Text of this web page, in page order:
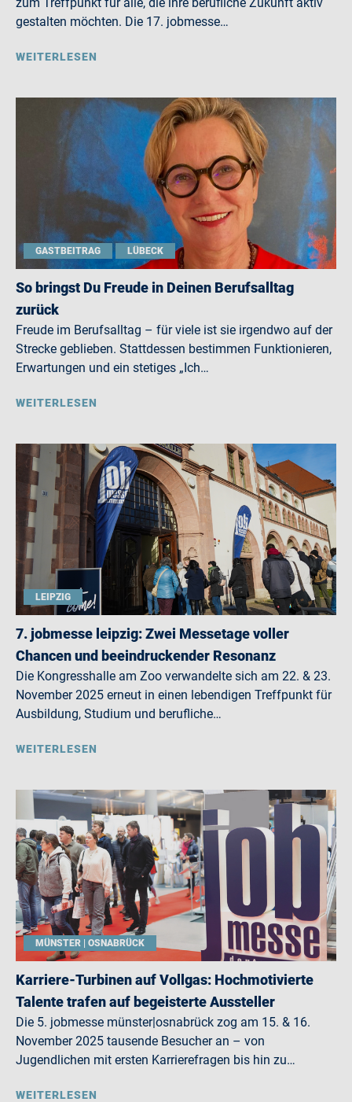
gestalten möchten. Die 17. jobmesse…
WEITERLESEN
GASTBEITRAG LÜBECK
So bringst Du Freude in Deinen Berufsalltag
zurück
Freude im Berufsalltag – für viele ist sie irgendwo auf der
Strecke geblieben. Stattdessen bestimmen Funktionieren,
Erwartungen und ein stetiges „Ich…
WEITERLESEN
LEIPZIG
7. jobmesse leipzig: Zwei Messetage voller
Chancen und beeindruckender Resonanz
Die Kongresshalle am Zoo verwandelte sich am 22. & 23.
November 2025 erneut in einen lebendigen Treffpunkt für
Ausbildung, Studium und berufliche…
WEITERLESEN
MÜNSTER | OSNABRÜCK
Karriere-Turbinen auf Vollgas: Hochmotivierte
Talente trafen auf begeisterte Aussteller
Die 5. jobmesse münster|osnabrück zog am 15. & 16.
November 2025 tausende Besucher an – von
Jugendlichen mit ersten Karrierefragen bis hin zu…
WEITERLESEN